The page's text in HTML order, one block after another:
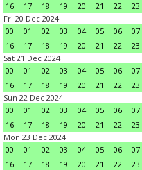
16
17 18 19 20 21 22
23
Fri 20 Dec 2024
00
01 02 03 04 05 06 07
16
17 18 19 20 21 22
23
Sat 21 Dec 2024
00
01 02 03 04 05 06 07
16
17 18 19 20 21 22
23
Sun 22 Dec 2024
00
01 02 03 04 05 06 07
16
17 18 19 20 21 22
23
Mon 23 Dec 2024
00
01 02 03 04 05 06 07
16
17 18 19 20 21 22 23